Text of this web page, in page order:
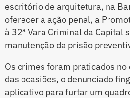
escritório de arquitetura, na
oferecer a ação penal, a
à 32ª Vara Criminal da Capital
manutenção da prisão
Os crimes foram praticados
das ocasiões, o denunciado
aplicativo para furtar um